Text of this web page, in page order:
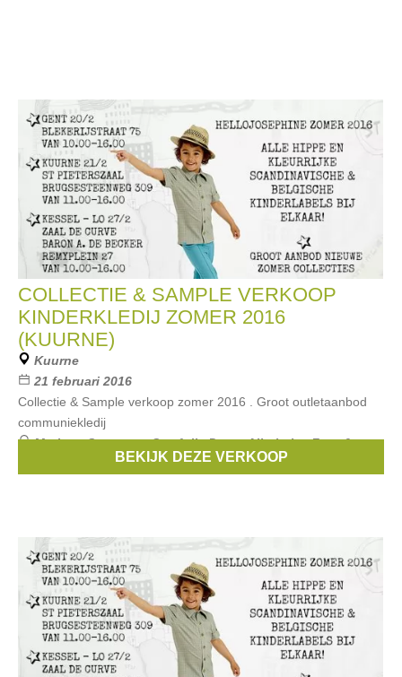
COLLECTIE & SAMPLE VERKOOP
KINDERKLEDIJ ZOMER 2016
(KUURNE)
Kuurne
21 februari 2016
Collectie & Sample verkoop zomer 2016 . Groot outletaanbod
communiekledij
Merken:Someone,Smafolk,Duns,Albababy,Froy &
BEKIJK DEZE VERKOOP